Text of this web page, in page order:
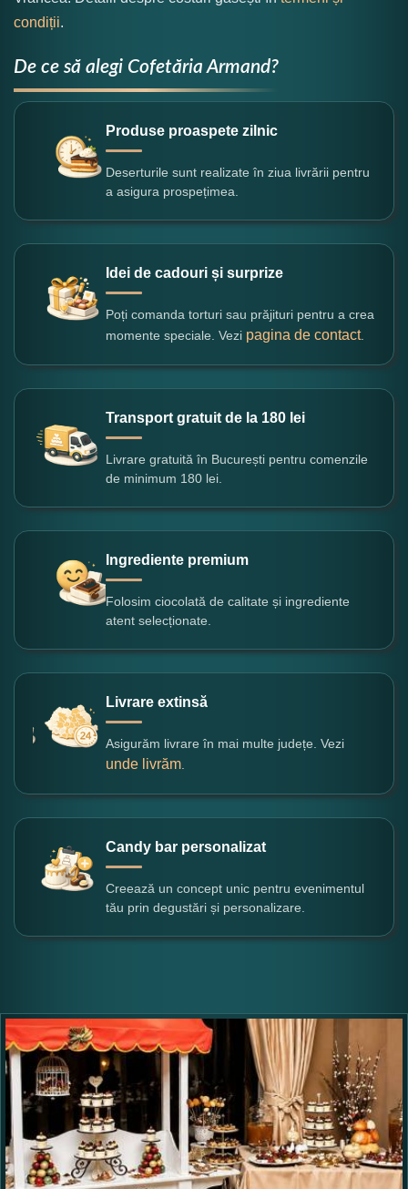
condiții.
De ce să alegi Cofetăria Armand?
Produse proaspete zilnic
Deserturile sunt realizate în ziua livrării pentru
a asigura prospețimea.
Idei de cadouri și surprize
Poți comanda torturi sau prăjituri pentru a crea
momente speciale. Vezi pagina de contact.
Transport gratuit de la 180 lei
Livrare gratuită în București pentru comenzile
de minimum 180 lei.
Ingrediente premium
Folosim ciocolată de calitate și ingrediente
atent selecționate.
Livrare extinsă
Asigurăm livrare în mai multe județe. Vezi
unde livrăm
Candy bar personalizat
Creează un concept unic pentru evenimentul
tău prin degustări și personalizare.